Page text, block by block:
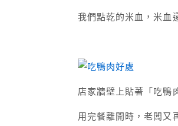
我們點乾的米血，米血
店家牆壁上貼著「吃鴨
用完餐離開時，老闆又